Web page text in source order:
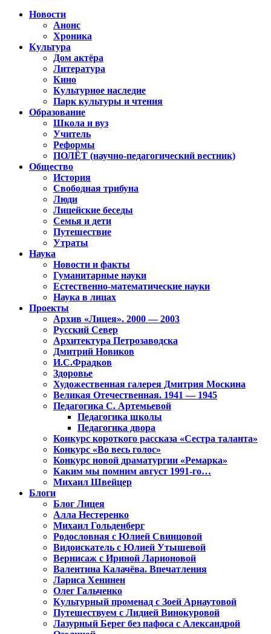
Новости
Анонс
Хроника
Культура
Дом актёра
Литература
Кино
Культурное наследие
Парк культуры и чтения
Образование
Школа и вуз
Учитель
Реформы
ПОЛЁТ (научно-педагогический вестник)
Общество
История
Свободная трибуна
Люди
Лицейские беседы
Семья и дети
Путешествие
Утраты
Наука
Новости и факты
Гуманитарные науки
Естественно-математические науки
Наука в лицах
Проекты
Архив «Лицея». 2000 — 2003
Русский Север
Архитектура Петрозаводска
Дмитрий Новиков
И.С.Фрадков
Здоровье
Художественная галерея Дмитрия Москина
Великая Отечественная. 1941 — 1945
Педагогика С. Артемьевой
Педагогика школы
Педагогика двора
Конкурс короткого рассказа «Сестра таланта»
Конкурс «Во весь голос»
Конкурс новой драматургии «Ремарка»
Каким мы помним август 1991-го…
Михаил Швейцер
Блоги
Блог Лицея
Алла Нестеренко
Михаил Гольденберг
Родословная с Юлией Свинцовой
Видоискатель с Юлией Утышевой
Вернисаж с Ириной Ларионовой
Валентина Калачёва. Впечатления
Лариса Хенинен
Олег Гальченко
Культурный променад с Зоей Арнаутовой
Путешествуем с Лидией Винокуровой
Лазурный Берег без пафоса с Александрой